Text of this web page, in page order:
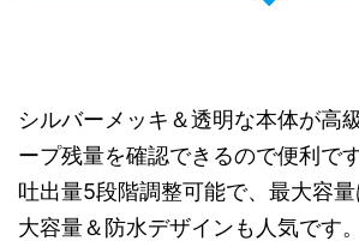
シルバーメッキ＆透明な本体が高
ープ残量を確認できるので便利です
吐出量5段階調整可能で、最大容
大容量＆防水デザインも人気です。